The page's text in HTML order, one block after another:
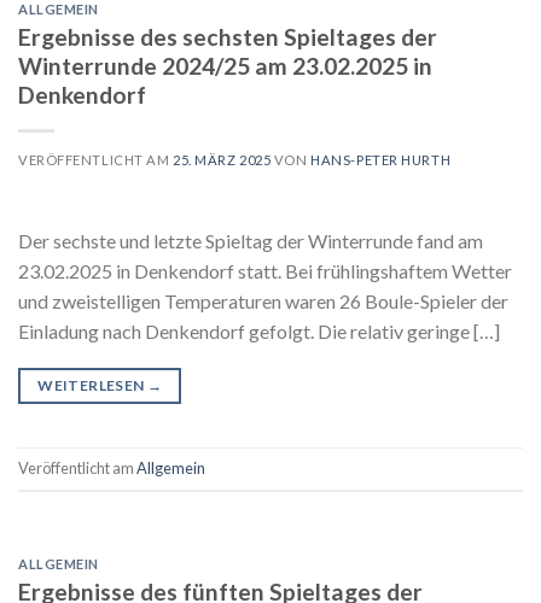
ALLGEMEIN
Ergebnisse des sechsten Spieltages der
Winterrunde 2024/25 am 23.02.2025 in
Denkendorf
VERÖFFENTLICHT AM 25. MÄRZ 2025 VON HANS-PETER HURTH
Der sechste und letzte Spieltag der Winterrunde fand am
23.02.2025 in Denkendorf statt. Bei frühlingshaftem Wetter
und zweistelligen Temperaturen waren 26 Boule-Spieler der
Einladung nach Denkendorf gefolgt. Die relativ geringe […]
WEITERLESEN →
Veröffentlicht amAllgemein
ALLGEMEIN
Ergebnisse des fünften Spieltages der